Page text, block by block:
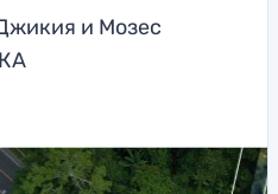
и Мозес